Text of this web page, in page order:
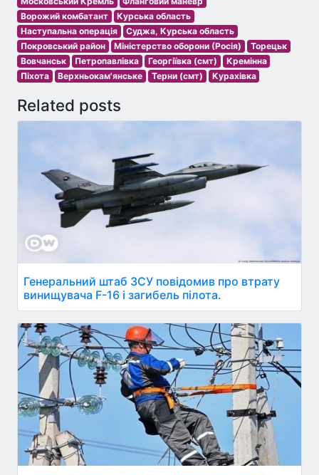
Ворожий комбатант
Курська область
Наступальна операція
Суджа, Курська область
Покровський район
Міністерство оборони (Росія)
Торецьк
Вовчанськ
Петропавлівка Георгіївка (смт)
Кремінна
Піхота
Верхньокам'янське Терни (смт) Курахівка
Related posts
Генеральний штаб ЗСУ повідомив про втрату
винищувача F-16 і загибель пілота.